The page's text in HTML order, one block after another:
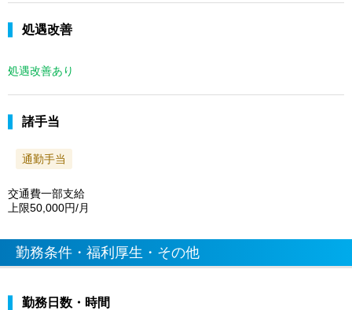
処遇改善
処遇改善あり
諸手当
通勤手当
交通費一部支給
上限50,000円/月
勤務条件・福利厚生・その他
勤務日数・時間